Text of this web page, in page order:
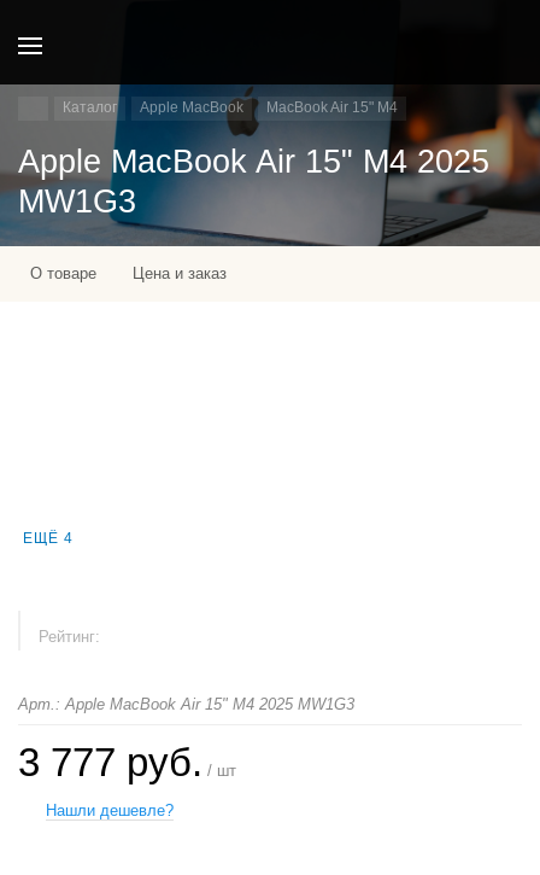
Каталог Apple MacBook MacBook Air 15" M4
Apple MacBook Air 15" M4 2025
MW1G3
О товаре Цена и заказ
ЕЩЁ 4
Рейтинг:
Арт.: Apple MacBook Air 15" M4 2025 MW1G3
3 777 руб. / шт
Нашли дешевле?